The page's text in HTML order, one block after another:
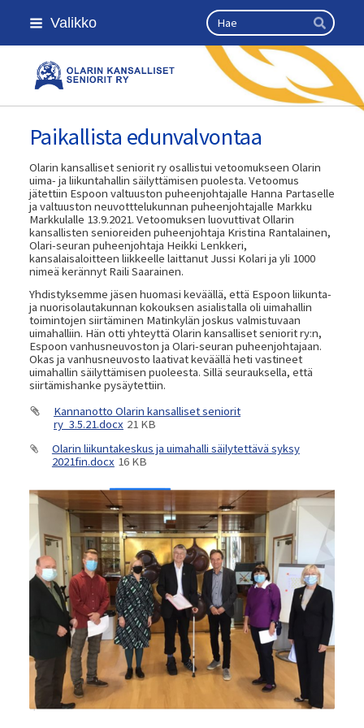
Siirry
sivun
Valikko Haku
Hae
Olarin kansalliset seniorit ry
Paikallista edunvalvontaa
Olarin kansalliset seniorit ry osallistui vetoomukseen Olarin
uima- ja liikuntahallin säilyttämisen puolesta. Vetoomus
jätettiin Espoon valtuuston puheenjohtajalle Hanna Partaselle
ja valtuuston neuvotttelukunnan puheenjohtajalle Markku
Markkulalle 13.9.2021. Vetoomuksen luovuttivat Ollarin
kansallisten senioreiden puheenjohtaja Kristina Rantalainen,
Olari-seuran puheenjohtaja Heikki Lenkkeri,
kansalaisaloitteen liikkeelle laittanut Jussi Kolari ja yli 1000
nimeä kerännyt Raili Saarainen.
Yhdistyksemme jäsen huomasi keväällä, että Espoon liikunta-
ja nuorisolautakunnan kokouksen asialistalla oli uimahallin
toimintojen siirtäminen Matinkylän joskus valmistuvaan
uimahalliin. Hän otti yhteyttä Olarin kansalliset seniorit ry:n,
Espoon vanhusneuvoston ja Olari-seuran puheenjohtajaan.
Okas ja vanhusneuvosto laativat keväällä heti vastineet
uimahallin säilyttämisen puoleesta. Sillä seurauksella, että
siirtämishanke pysäytettiin.
Kannanotto Olarin kansalliset seniorit
ry_3.5.21.docx 21 KB
Olarin liikuntakeskus ja uimahalli säilytettävä syksy
2021fin.docx 16 KB